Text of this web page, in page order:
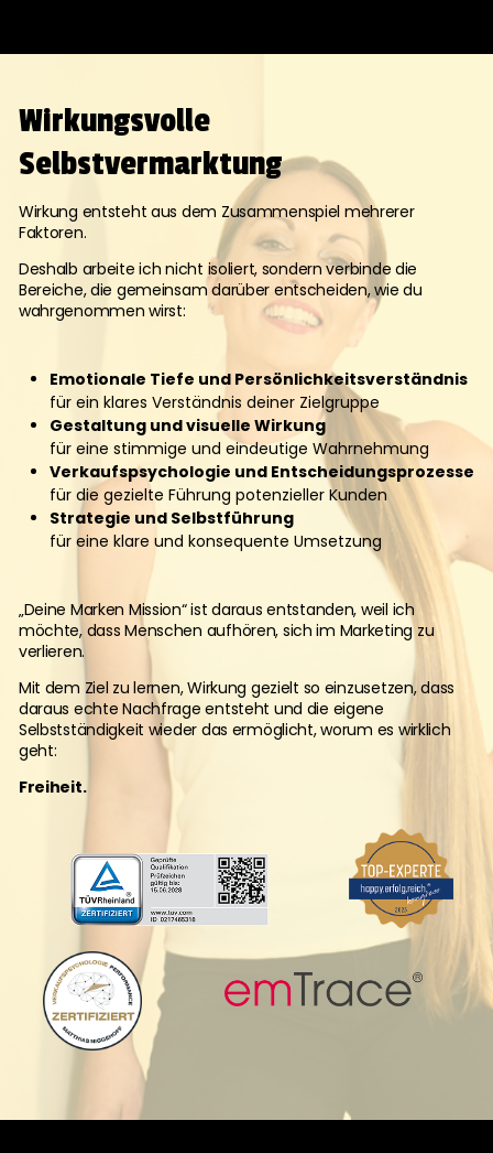
Wirkungsvolle
Selbstvermarktung
Wirkung entsteht aus dem Zusammenspiel mehrerer
Faktoren.
Deshalb arbeite ich nicht isoliert, sondern verbinde die
Bereiche, die gemeinsam darüber entscheiden, wie du
wahrgenommen wirst:
Emotionale Tiefe und Persönlichkeitsverständnis
für ein klares Verständnis deiner Zielgruppe
Gestaltung und visuelle Wirkung
für eine stimmige und eindeutige Wahrnehmung
Verkaufspsychologie und Entscheidungsprozesse
für die gezielte Führung potenzieller Kunden
Strategie und Selbstführung
für eine klare und konsequente Umsetzung
„Deine Marken Mission“ ist daraus entstanden, weil ich
möchte, dass Menschen aufhören, sich im Marketing zu
verlieren.
Mit dem Ziel zu lernen, Wirkung gezielt so einzusetzen, dass
daraus echte Nachfrage entsteht und die eigene
Selbstständigkeit wieder das ermöglicht, worum es wirklich
geht:
Freiheit.